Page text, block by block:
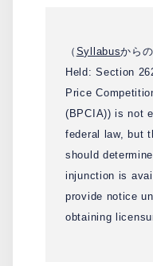
（ Syllabusから
Held: Section
Price
(BPCIA)) is not
federal law, but
should
injunction is
provide notice
obtaining